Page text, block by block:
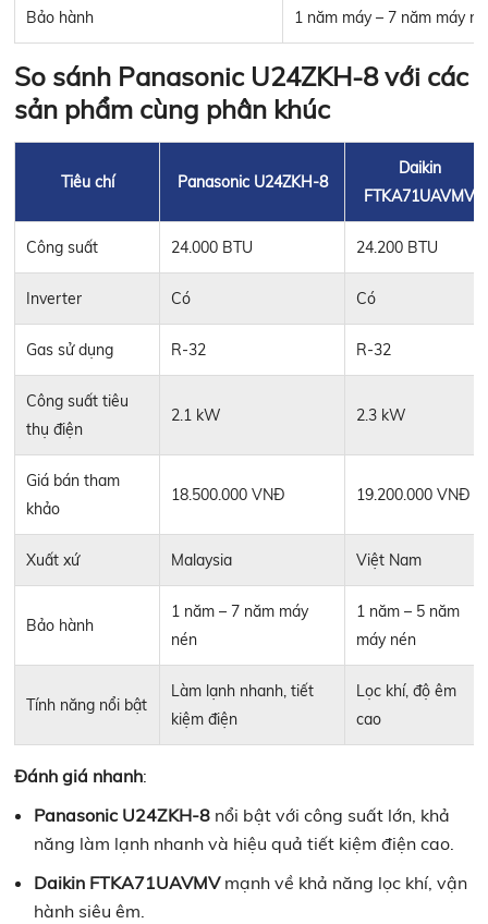
Bảo hành 1 năm máy – 7 năm máy
So sánh Panasonic U24ZKH-8 với các
sản phẩm cùng phân khúc
Tiêu chí Panasonic U24ZKH-8
Daikin
FTKA71UAVMV
Công suất 24.000 BTU 24.200 BTU
Inverter Có Có
Gas sử dụng R-32 R-32
Công suất tiêu
thụ điện
2.1 kW 2.3 kW
Giá bán tham
khảo
18.500.000 VNĐ 19.200.000 VNĐ
Xuất xứ Malaysia Việt Nam
Bảo hành
1 năm – 7 năm máy
nén
1 năm – 5 năm
máy nén
Tính năng nổi bật
Làm lạnh nhanh, tiết
kiệm điện
Lọc khí, độ êm
cao
Đánh giá nhanh:
Panasonic U24ZKH-8 nổi bật với công suất lớn, khả
năng làm lạnh nhanh và hiệu quả tiết kiệm điện cao.
Daikin FTKA71UAVMVmạnh về khả năng lọc khí, vận
hành siêu êm.